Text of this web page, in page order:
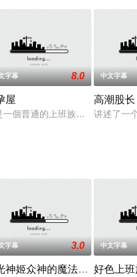
房东之前是妻子曾经的老师,两
字幕 8.0
屋
一個普通的上班族，通過內射提
中文字幕
高潮股长
讲述了一
字幕 3.0
神姬众神的魔法大战
中文字幕
好色上